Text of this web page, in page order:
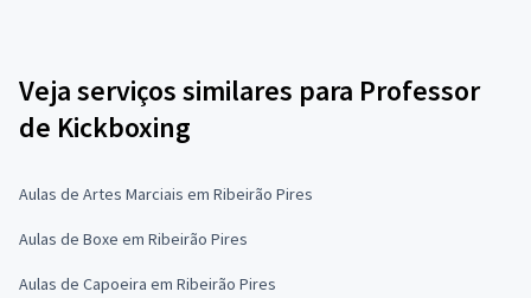
Veja serviços similares para Professor
de Kickboxing
Aulas de Artes Marciais em Ribeirão Pires
Aulas de Boxe em Ribeirão Pires
Aulas de Capoeira em Ribeirão Pires